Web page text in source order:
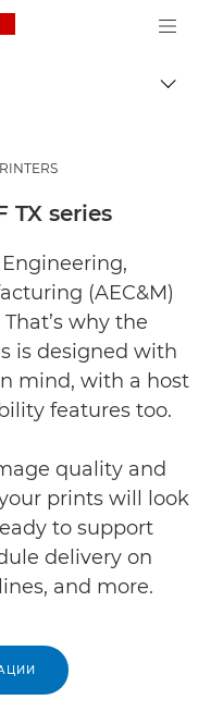
Canon Logo, back to
TX series
(AEC&M)
why the
is designed with
mind, with a host
features too.
quality and
prints will look
to support
delivery on
and more.